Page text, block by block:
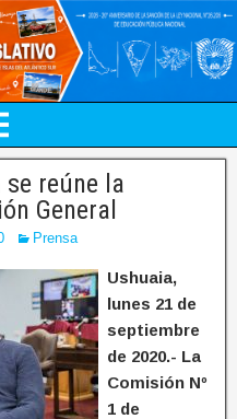
se reúne la
General
Prensa
Ushuaia,
lunes 21 de
septiembre
de 2020.- La
Comisión Nº
1 de